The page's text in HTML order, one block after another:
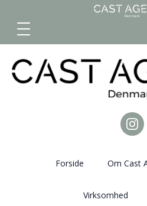
Forside Om Cast
Virksomhed